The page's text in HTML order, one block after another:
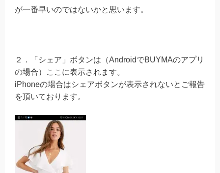
が一番早いのではないかと思います。
２．「シェア」ボタンは（AndroidでBUYMAのアプリ
の場合）ここに表示されます。
iPhoneの場合はシェアボタンが表示されないとご報告
を頂いております。